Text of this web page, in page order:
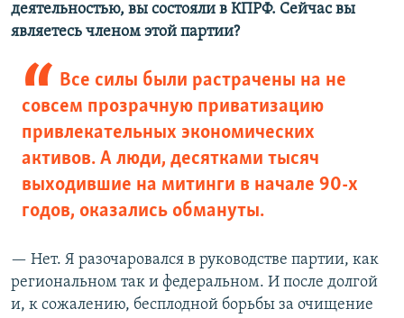
деятельностью, вы состояли в КПРФ. Сейчас вы
являетесь членом этой партии?
Все силы были растрачены на не
совсем прозрачную приватизацию
привлекательных экономических
активов. А люди, десятками тысяч
выходившие на митинги в начале 90-х
годов, оказались обмануты.
— Нет. Я разочаровался в руководстве партии, как
региональном так и федеральном. И после долгой
и, к сожалению, бесплодной борьбы за очищение